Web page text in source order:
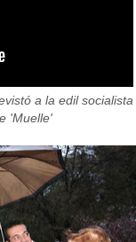
a la edil
'Muelle'